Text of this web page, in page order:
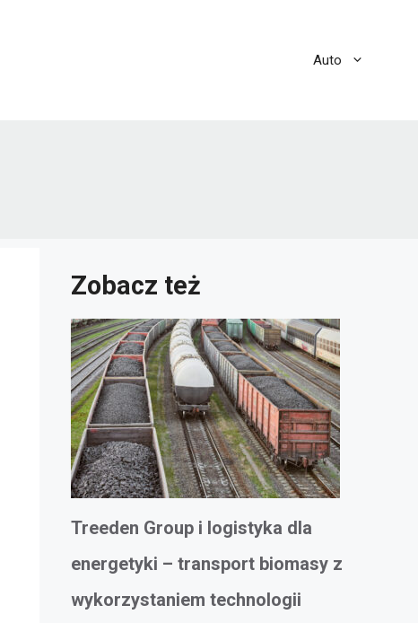
Auto
Zobacz też
Treeden Group i logistyka dla
energetyki – transport biomasy z
wykorzystaniem technologii